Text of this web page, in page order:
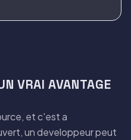
VRAI AVANTAGE
et c'est a
un developpeur peut